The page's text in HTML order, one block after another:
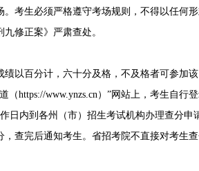
。考生必须严格遵守考场规则，不得以任何
修正案》严肃查处。
百分计，六十分及格，不及格者可参加该
（https://www.ynzs.cn）”网站上，考生自行
日内到各州（市）招生考试机构办理查分
，查完后通知考生。省招考院不直接对考生